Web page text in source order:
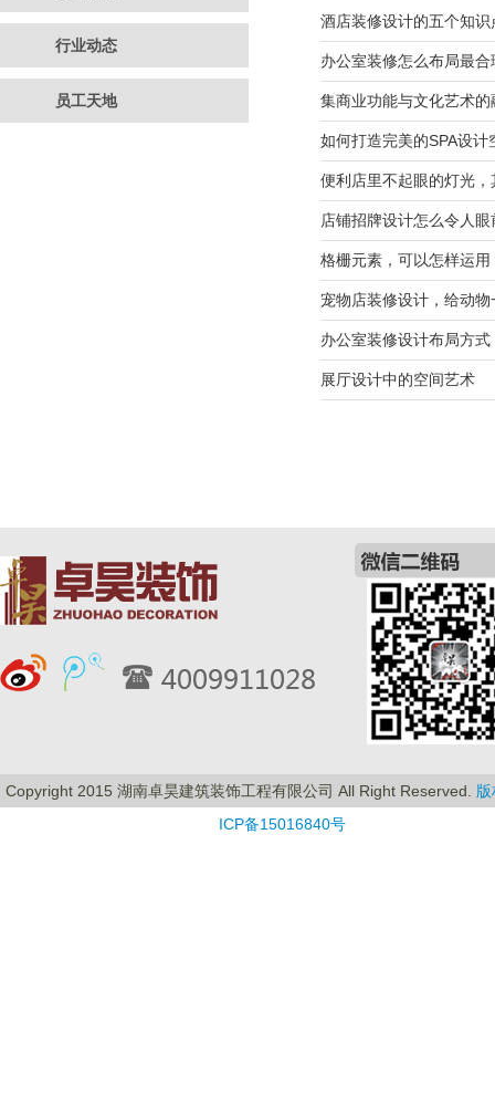
行业动态
员工天地
酒店装修设计的五个知识
办公室装修怎么布局最合
集商业功能与文化艺术的
如何打造完美的SPA设计
便利店里不起眼的灯光，
店铺招牌设计怎么令人
格栅元素，可以怎样运用
宠物店装修设计，给动
办公室装修设计布局方式
展厅设计中的空间艺术
Copyright 2015 湖南卓昊建筑装饰工程有限公司 All Right Reserved.
ICP备15016840号